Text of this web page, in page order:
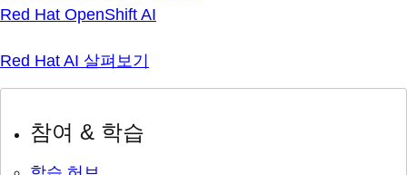
Red Hat OpenShift AI
Red Hat AI 살펴보기
참여 & 학습